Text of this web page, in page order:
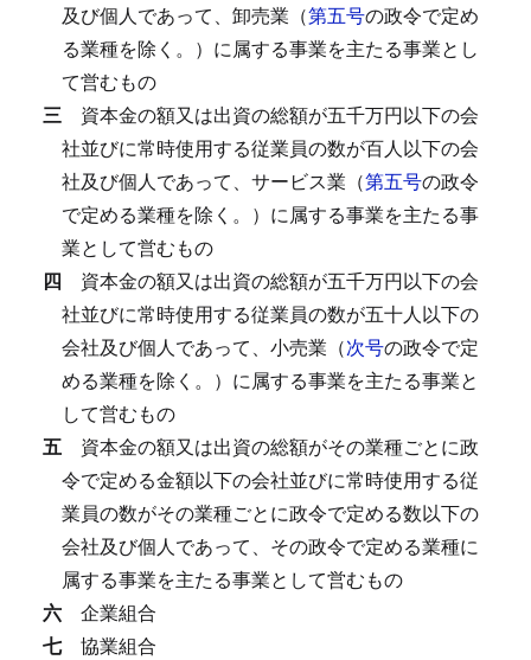
及び個人であって、卸売業（第五号の政令で定め
る業種を除く。）に属する事業を主たる事業とし
て営むもの
三 資本金の額又は出資の総額が五千万円以下の会
社並びに常時使用する従業員の数が百人以下の会
社及び個人であって、サービス業（第五号の政令
で定める業種を除く。）に属する事業を主たる事
業として営むもの
四 資本金の額又は出資の総額が五千万円以下の会
社並びに常時使用する従業員の数が五十人以下の
会社及び個人であって、小売業（次号の政令で定
める業種を除く。）に属する事業を主たる事業と
して営むもの
五 資本金の額又は出資の総額がその業種ごとに政
令で定める金額以下の会社並びに常時使用する従
業員の数がその業種ごとに政令で定める数以下の
会社及び個人であって、その政令で定める業種に
属する事業を主たる事業として営むもの
六 企業組合
七 協業組合